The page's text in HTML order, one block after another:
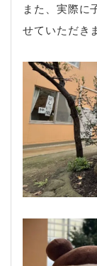
また、実際に
せていただき